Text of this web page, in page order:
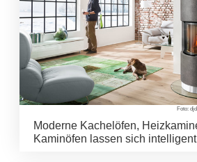
Foto:
Moderne Kachelöfen,
Kaminöfen lassen sich